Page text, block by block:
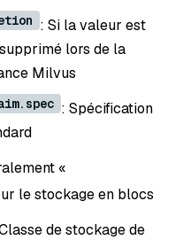
: Si la valeur est
lors de la
Milvus
: Spécification
«
le stockage en blocs
de stockage de